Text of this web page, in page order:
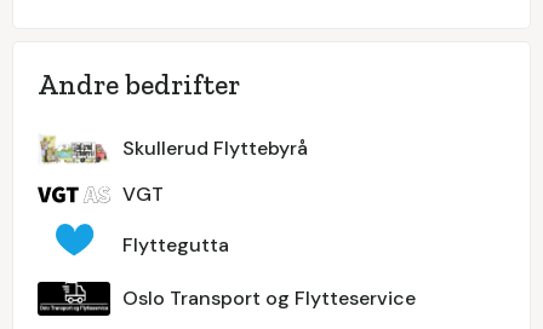
Andre bedrifter
Skullerud Flyttebyrå
VGT
Flyttegutta
Oslo Transport og Flytteservice